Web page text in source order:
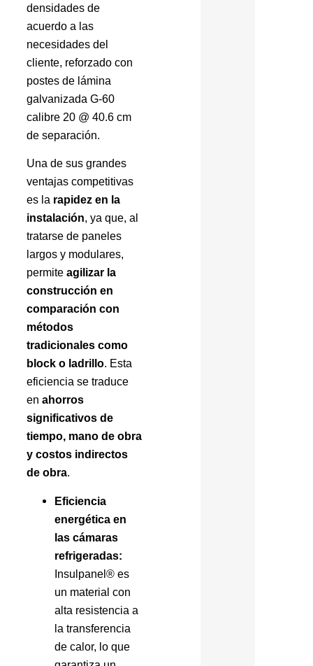
densidades de
acuerdo a las
necesidades del
cliente, reforzado con
postes de lámina
galvanizada G-60
calibre 20 @ 40.6 cm
de separación.
Una de sus grandes
ventajas competitivas
es la rapidez en la
instalación, ya que, al
tratarse de paneles
largos y modulares,
permite agilizar la
construcción en
comparación con
métodos
tradicionales como
block o ladrillo. Esta
eficiencia se traduce
en ahorros
significativos de
tiempo, mano de obra
y costos indirectos
de obra.
Eficiencia
energética en
las cámaras
refrigeradas:
Insulpanel® es
un material con
alta resistencia a
la transferencia
de calor, lo que